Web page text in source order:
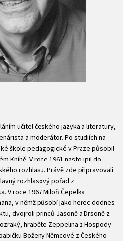
učitel českého jazyka a literatury,
a moderátor. Po studiích na
škole pedagogické v Praze působil
Kníně. V roce 1961 nastoupil do
rozhlasu. Právě zde připravovali
rozhlasový pořad z
V roce 1967 Miloň Čepelka
v němž působí jako herec dodnes
dvojroli princů Jasoně a Drsoně z
hraběte Zeppelina z Hospody
Boženy Němcové z Českého